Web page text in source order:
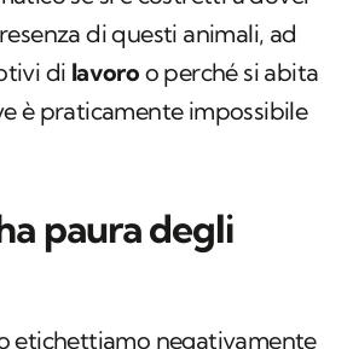
di questi animali, ad
di lavoro o perché si abita
è praticamente impossibile
paura degli
etichettiamo negativamente